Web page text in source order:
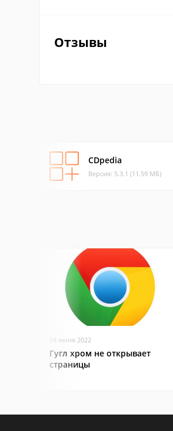
Отзывы
CDpedia
Версия: 5.3.1 (11.59 МБ)
04 июня 2022
Гугл хром не открывает
страницы